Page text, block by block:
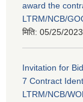
award the
LTRM/NCB/
मिति: 05/25/
Invitation for
7 Contract
LTRM/NCB/